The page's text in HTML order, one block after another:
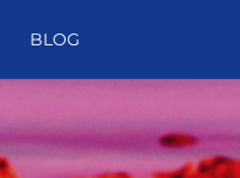
BLOG